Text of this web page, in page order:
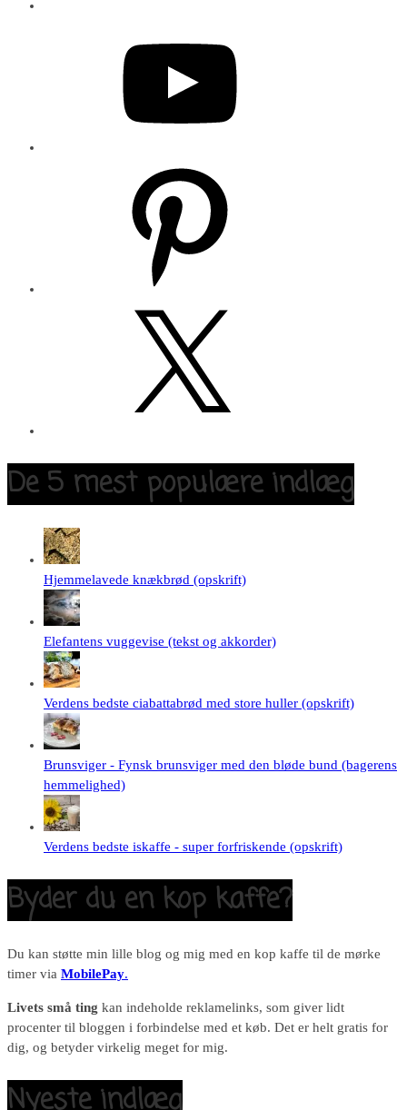
De 5 mest populære indlæg
Hjemmelavede knækbrød (opskrift)
Elefantens vuggevise (tekst og akkorder)
Verdens bedste ciabattabrød med store huller (opskrift)
Brunsviger - Fynsk brunsviger med den bløde bund (bagerens
hemmelighed)
Verdens bedste iskaffe - super forfriskende (opskrift)
Byder du en kop kaffe?
Du kan støtte min lille blog og mig med en kop kaffe til de mørke
timer via MobilePay.
Livets små ting kan indeholde reklamelinks, som giver lidt
procenter til bloggen i forbindelse med et køb. Det er helt gratis for
dig, og betyder virkelig meget for mig.
Nyeste indlæg